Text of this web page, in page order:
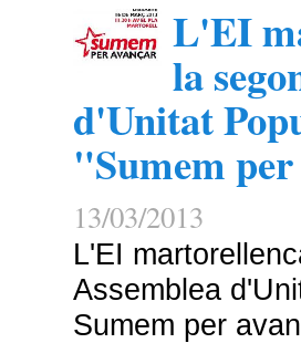
L'EI
la
d'Unitat
"Sumem
13/03/2013
L'EI
Assemblea
Sumem per